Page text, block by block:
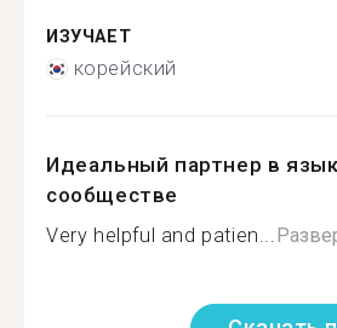
ИЗУЧАЕТ
корейский
Идеальный партнер в
сообществе
Very helpful and patien...